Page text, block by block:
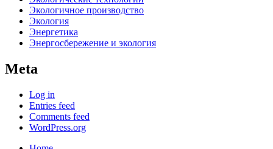
Экологичное производство
Экология
Энергетика
Энергосбережение и экология
Meta
Log in
Entries feed
Comments feed
WordPress.org